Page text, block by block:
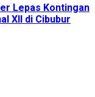
Lepas Kontingan
XII di Cibubur